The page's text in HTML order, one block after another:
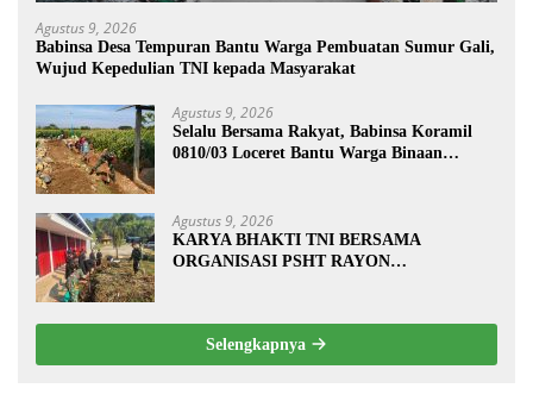
Agustus 9, 2026
Babinsa Desa Tempuran Bantu Warga Pembuatan Sumur Gali,
Wujud Kepedulian TNI kepada Masyarakat
Agustus 9, 2026
Selalu Bersama Rakyat, Babinsa Koramil
0810/03 Loceret Bantu Warga Binaan
Agustus 9, 2026
KARYA BHAKTI TNI BERSAMA
ORGANISASI PSHT RAYON
KEMANUNGGALAN TNI-RAKYAT
Selengkapnya